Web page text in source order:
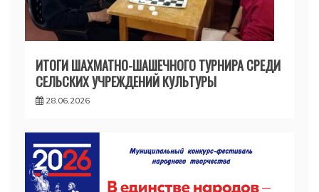
ИТОГИ ШАХМАТНО-ШАШЕЧНОГО ТУРНИРА СРЕДИ
СЕЛЬСКИХ УЧРЕЖДЕНИЙ КУЛЬТУРЫ
28.06.2026